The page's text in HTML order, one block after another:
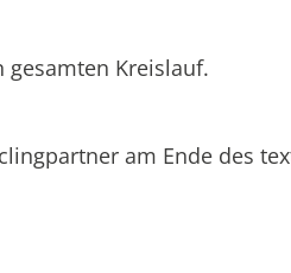
Kreislauf.
am Ende des